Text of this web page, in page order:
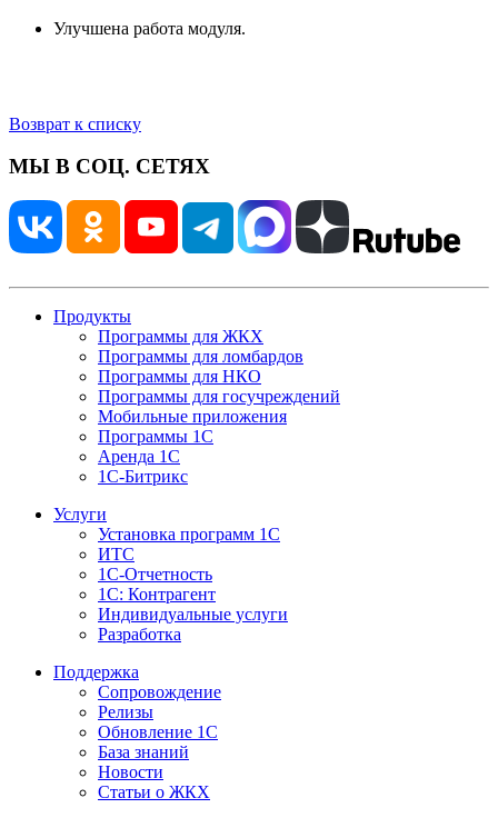
Улучшена работа модуля.
Возврат к списку
МЫ В СОЦ. СЕТЯХ
Продукты
Программы для ЖКХ
Программы для ломбардов
Программы для НКО
Программы для госучреждений
Мобильные приложения
Программы 1С
Аренда 1С
1С-Битрикс
Услуги
Установка программ 1С
ИТС
1С-Отчетность
1С: Контрагент
Индивидуальные услуги
Разработка
Поддержка
Сопровождение
Релизы
Обновление 1С
База знаний
Новости
Статьи о ЖКХ